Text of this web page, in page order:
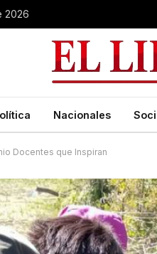
2026
Nacionales
Docentes que Inspiran